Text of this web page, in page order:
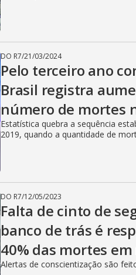
DO R7/21/03/2024
Pelo terceiro ano
Brasil registra
número de mortes
Estatística quebra a sequência
2019, quando a quantidade de
DO R7/12/05/2023
Falta de cinto de
banco de trás é
40% das mortes
Alertas de conscientização são